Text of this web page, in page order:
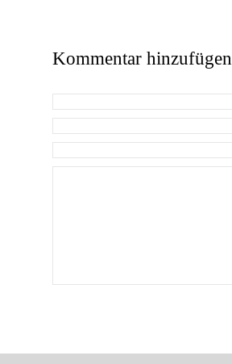
Kommentar hinzufügen